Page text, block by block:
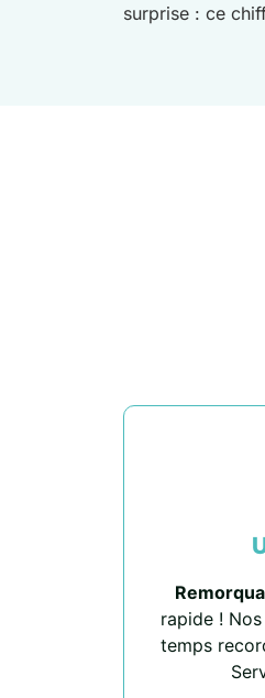
surprise : ce
rapide !
temps